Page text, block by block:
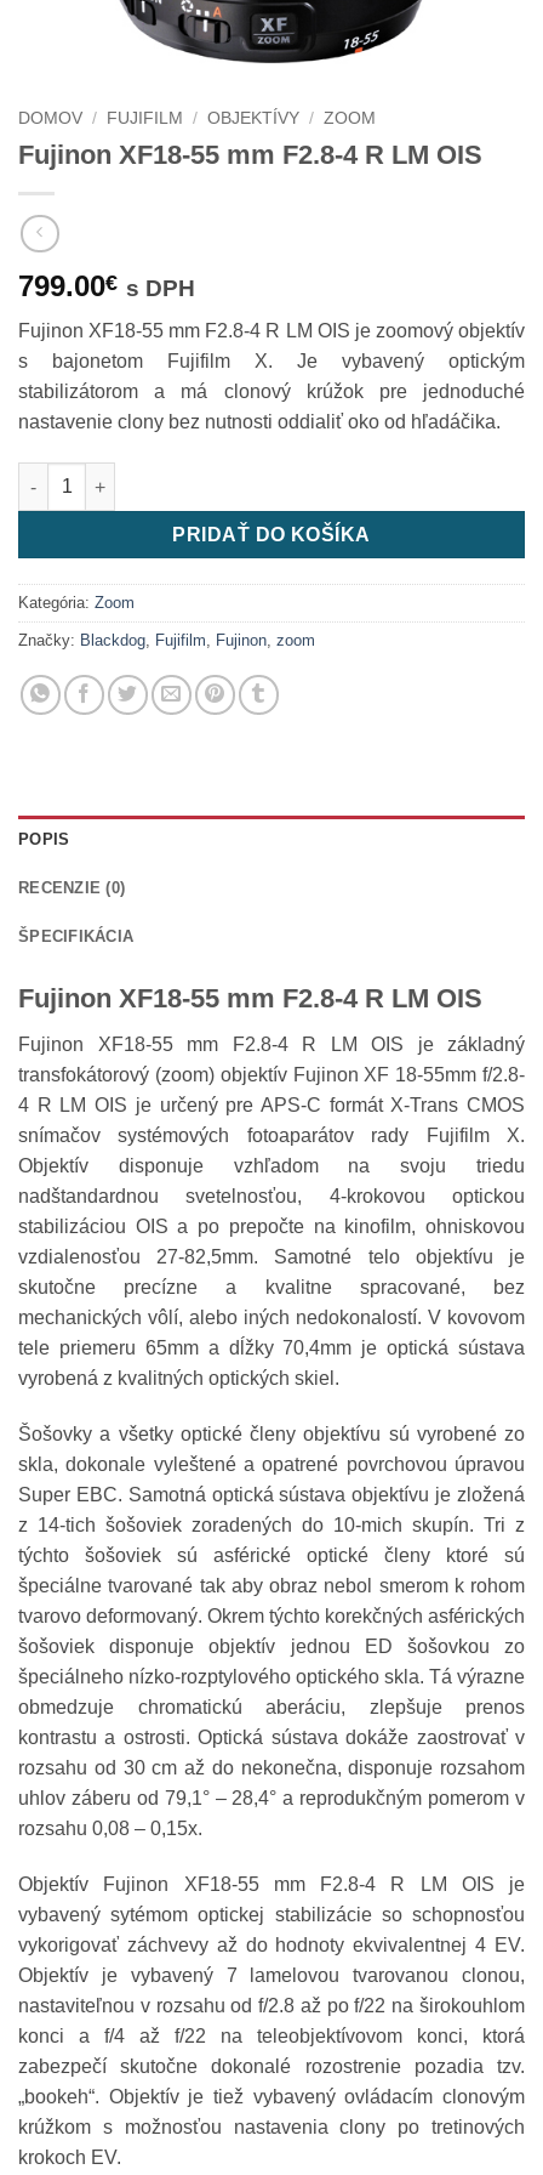
DOMOV / FUJIFILM / OBJEKTÍVY / ZOOM
Fujinon XF18-55 mm F2.8-4 R LM OIS
799.00€ s DPH
Fujinon XF18-55 mm F2.8-4 R LM OIS je zoomový objektív
s bajonetom Fujifilm X. Je vybavený optickým
stabilizátorom a má clonový krúžok pre jednoduché
nastavenie clony bez nutnosti oddialiť oko od hľadáčika.
množstvo Fujinon XF18-55 mm F2.8-4 R LM OIS
PRIDAŤ DO KOŠÍKA
Kategória: Zoom
Značky: Blackdog, Fujifilm, Fujinon, zoom
POPIS
RECENZIE (0)
ŠPECIFIKÁCIA
Fujinon XF18-55 mm F2.8-4 R LM OIS
Fujinon XF18-55 mm F2.8-4 R LM OIS je základný
transfokátorový (zoom) objektív Fujinon XF 18-55mm f/2.8-
4 R LM OIS je určený pre APS-C formát X-Trans CMOS
snímačov systémových fotoaparátov rady Fujifilm X.
Objektív disponuje vzhľadom na svoju triedu
nadštandardnou svetelnosťou, 4-krokovou optickou
stabilizáciou OIS a po prepočte na kinofilm, ohniskovou
vzdialenosťou 27-82,5mm. Samotné telo objektívu je
skutočne precízne a kvalitne spracované, bez
mechanických vôlí, alebo iných nedokonalostí. V kovovom
tele priemeru 65mm a dĺžky 70,4mm je optická sústava
vyrobená z kvalitných optických skiel.
Šošovky a všetky optické členy objektívu sú vyrobené zo
skla, dokonale vyleštené a opatrené povrchovou úpravou
Super EBC. Samotná optická sústava objektívu je zložená
z 14-tich šošoviek zoradených do 10-mich skupín. Tri z
týchto šošoviek sú asférické optické členy ktoré sú
špeciálne tvarované tak aby obraz nebol smerom k rohom
tvarovo deformovaný. Okrem týchto korekčných asférických
šošoviek disponuje objektív jednou ED šošovkou zo
špeciálneho nízko-rozptylového optického skla. Tá výrazne
obmedzuje chromatickú aberáciu, zlepšuje prenos
kontrastu a ostrosti. Optická sústava dokáže zaostrovať v
rozsahu od 30 cm až do nekonečna, disponuje rozsahom
uhlov záberu od 79,1° – 28,4° a reprodukčným pomerom v
rozsahu 0,08 – 0,15x.
Objektív Fujinon XF18-55 mm F2.8-4 R LM OIS je
vybavený sytémom optickej stabilizácie so schopnosťou
vykorigovať záchvevy až do hodnoty ekvivalentnej 4 EV.
Objektív je vybavený 7 lamelovou tvarovanou clonou,
nastaviteľnou v rozsahu od f/2.8 až po f/22 na širokouhlom
konci a f/4 až f/22 na teleobjektívovom konci, ktorá
zabezpečí skutočne dokonalé rozostrenie pozadia tzv.
„bookeh“. Objektív je tiež vybavený ovládacím clonovým
krúžkom s možnosťou nastavenia clony po tretinových
krokoch EV.